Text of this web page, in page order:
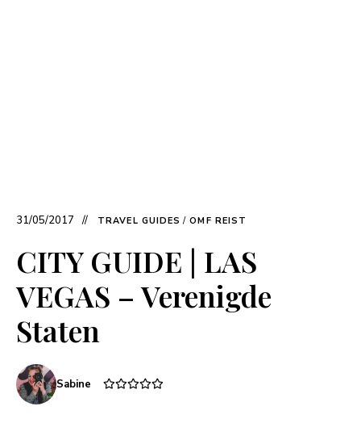
31/05/2017 TRAVEL GUIDES / OMF REIST
CITY GUIDE | LAS
VEGAS – Verenigde
Staten
Sabine